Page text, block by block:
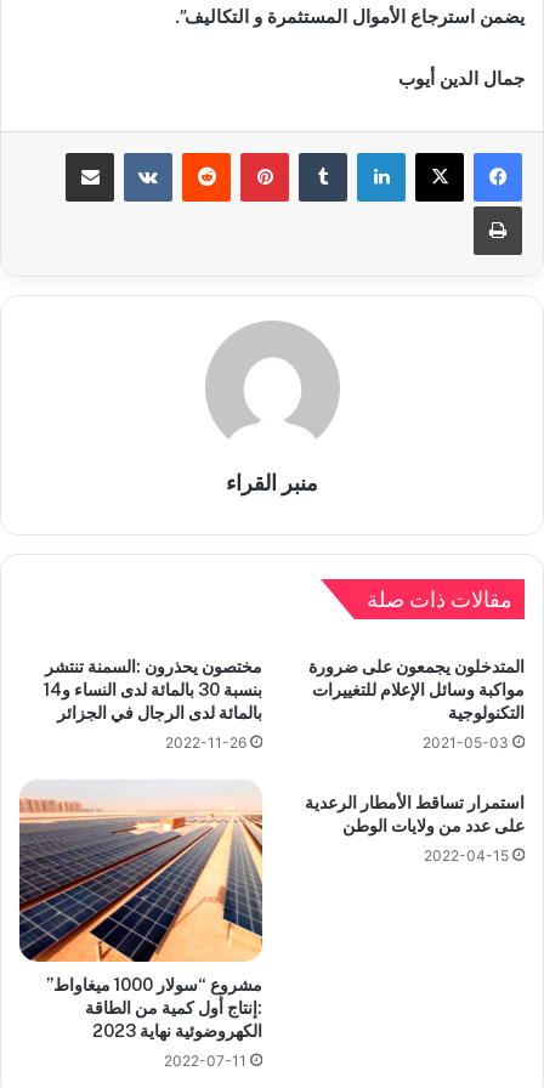
يضمن استرجاع الأموال المستثمرة و التكاليف”.
جمال الدين أيوب
لينكدإن بينتيريست
طباعة
منبر القراء
مقالات ذات صلة
المتدخلون يجمعون على ضرورة
مواكبة وسائل الإعلام للتغييرات
التكنولوجية
2021-05-03
مختصون يحذرون :السمنة تنتشر
بنسبة 30 بالمائة لدى النساء و14
بالمائة لدى الرجال في الجزائر
2022-11-26
استمرار تساقط الأمطار الرعدية
على عدد من ولايات الوطن
2022-04-15
مشروع “سولار 1000 ميغاواط”
:إنتاج أول كمية من الطاقة
الكهروضوئية نهاية 2023
2022-07-11